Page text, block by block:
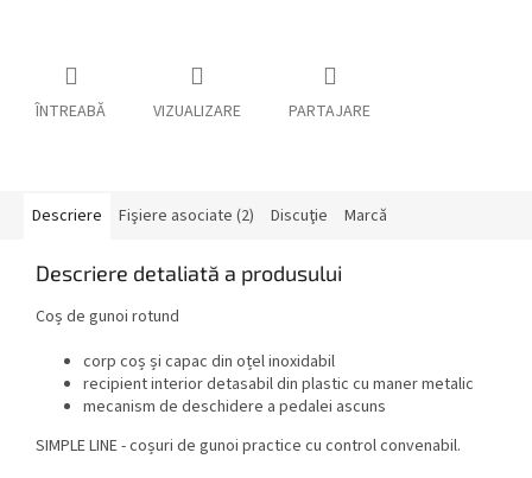
ÎNTREABĂ VIZUALIZARE PARTAJARE
Descriere Fişiere asociate (2) Discuţie Marcă
Descriere detaliată a produsului
Coș de gunoi rotund
corp coș și capac din oțel inoxidabil
recipient interior detasabil din plastic cu maner metalic
mecanism de deschidere a pedalei ascuns
SIMPLE LINE - coșuri de gunoi practice cu control convenabil.